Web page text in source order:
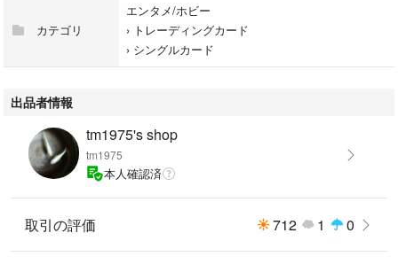
カテゴリ
エンタメ/ホビー
› トレーディングカード
› シングルカード
出品者情報
tm1975's shop
tm1975
本人確認済
取引の評価 712 1 0